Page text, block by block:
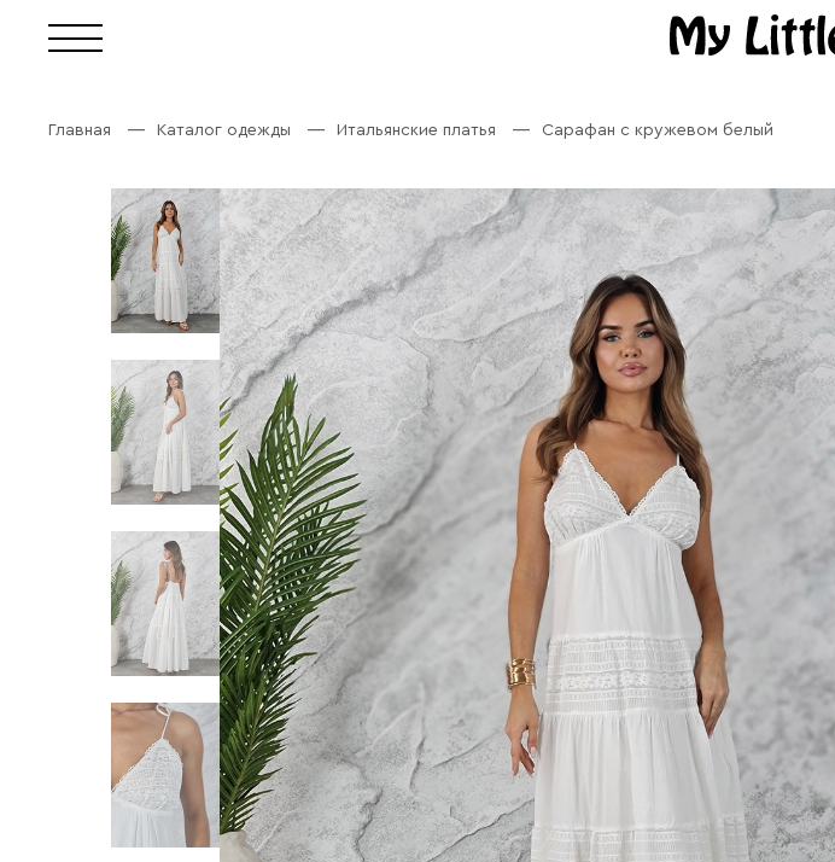
Главная Каталог одежды Итальянские платья Сарафан с кружевом белый